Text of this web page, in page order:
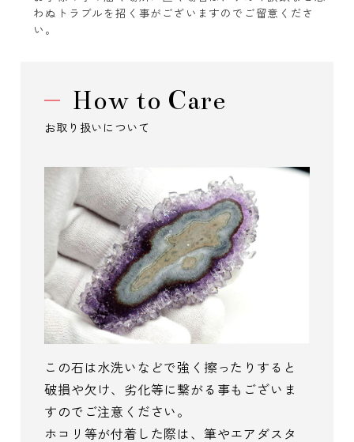
わぬトラブルを招く事がございますのでご留意くださ
い。
How to Care
お取り扱いについて
この石は水洗いなどで強く擦ったりすると
破損や欠け、劣化等に繋がる事もございま
すのでご注意ください。
ホコリ等が付着した際は、筆やエアダスタ